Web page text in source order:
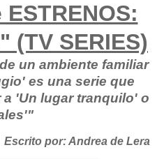
(TV SERIES)
un ambiente familiar
es una serie que
'Un lugar tranquilo' o
Escrito por: Andrea de Lera